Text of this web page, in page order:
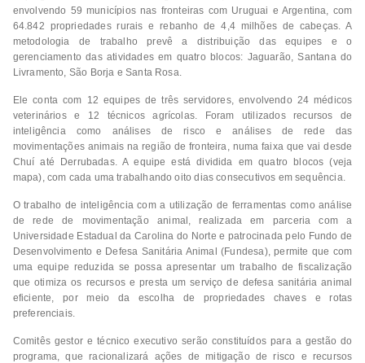
envolvendo 59 municípios nas fronteiras com Uruguai e Argentina, com
64.842 propriedades rurais e rebanho de 4,4 milhões de cabeças. A
metodologia de trabalho prevê a distribuição das equipes e o
gerenciamento das atividades em quatro blocos: Jaguarão, Santana do
Livramento, São Borja e Santa Rosa.
Ele conta com 12 equipes de três servidores, envolvendo 24 médicos
veterinários e 12 técnicos agrícolas. Foram utilizados recursos de
inteligência como análises de risco e análises de rede das
movimentações animais na região de fronteira, numa faixa que vai desde
Chuí até Derrubadas. A equipe está dividida em quatro blocos (veja
mapa), com cada uma trabalhando oito dias consecutivos em sequência.
O trabalho de inteligência com a utilização de ferramentas como análise
de rede de movimentação animal, realizada em parceria com a
Universidade Estadual da Carolina do Norte e patrocinada pelo Fundo de
Desenvolvimento e Defesa Sanitária Animal (Fundesa), permite que com
uma equipe reduzida se possa apresentar um trabalho de fiscalização
que otimiza os recursos e presta um serviço de defesa sanitária animal
eficiente, por meio da escolha de propriedades chaves e rotas
preferenciais.
Comitês gestor e técnico executivo serão constituídos para a gestão do
programa, que racionalizará ações de mitigação de risco e recursos